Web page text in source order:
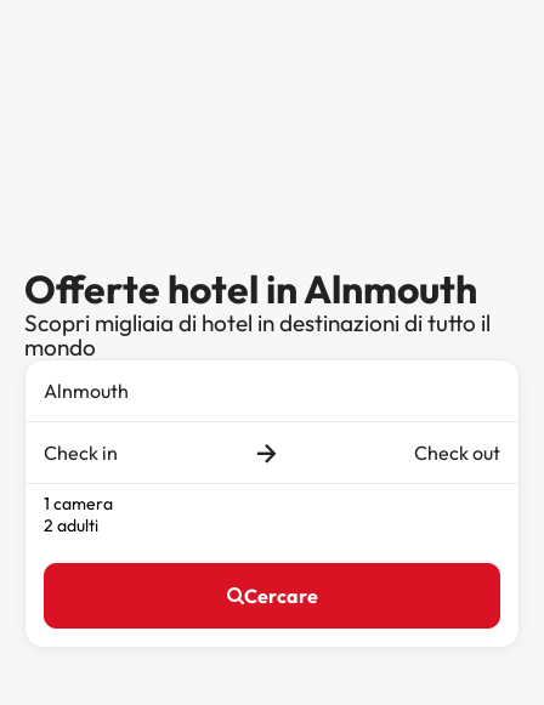
Offerte hotel in Alnmouth
Scopri migliaia di hotel in destinazioni di tutto il
mondo
Check in Check out
1 camera
2 adulti
Cercare